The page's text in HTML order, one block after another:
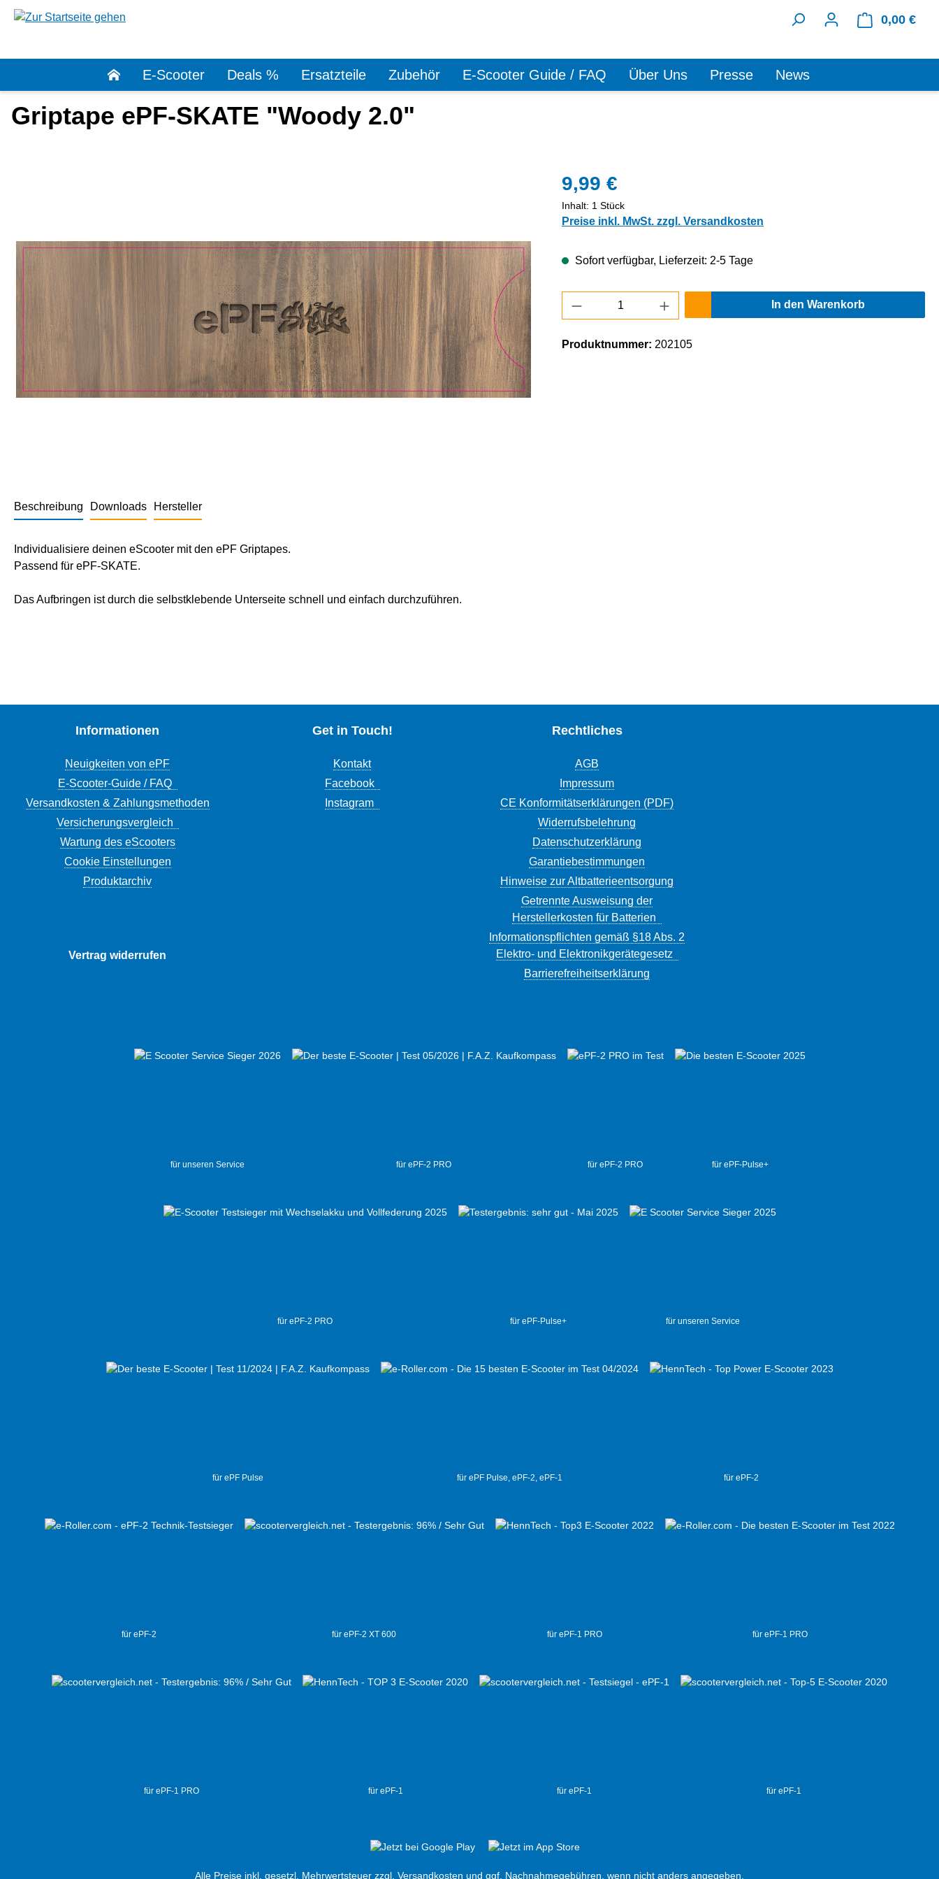
Zur Hauptnavigation springen 0,00 €
E-Scooter Deals % Ersatzteile Zubehör E-Scooter Guide / FAQ Über Uns Presse News
Griptape ePF-SKATE "Woody 2.0"
9,99 €
Inhalt: 1 Stück
Preise inkl. MwSt. zzgl. Versandkosten
Sofort verfügbar, Lieferzeit: 2-5 Tage
Produkt Anzahl: Gib den gewünschten Wert ein
In den Warenkorb
Produktnummer: 202105
Beschreibung Downloads Hersteller
Individualisiere deinen eScooter mit den ePF Griptapes.
Passend für ePF-SKATE.
Das Aufbringen ist durch die selbstklebende Unterseite schnell und einfach durchzuführen.
Informationen
Neuigkeiten von ePF
E-Scooter-Guide / FAQ
Versandkosten & Zahlungsmethoden
Versicherungsvergleich
Wartung des eScooters
Cookie Einstellungen
Produktarchiv
Vertrag widerrufen
Get in Touch!
Kontakt
Facebook
Instagram
Rechtliches
AGB
Impressum
CE Konformitätserklärungen (PDF)
Widerrufsbelehrung
Datenschutzerklärung
Garantiebestimmungen
Hinweise zur Altbatterieentsorgung
Getrennte Ausweisung der
Herstellerkosten für Batterien
Informationspflichten gemäß §18 Abs. 2
Elektro- und Elektronikgerätegesetz
Barrierefreiheitserklärung
für unseren Service für ePF-2 PRO für ePF-2 PRO für ePF-Pulse+
für ePF-2 PRO für ePF-Pulse+ für unseren Service
für ePF Pulse für ePF Pulse, ePF-2, ePF-1 für ePF-2
für ePF-2 für ePF-2 XT 600 für ePF-1 PRO für ePF-1 PRO
für ePF-1 PRO für ePF-1 für ePF-1 für ePF-1
Alle Preise inkl. gesetzl. Mehrwertsteuer zzgl. Versandkosten und ggf. Nachnahmegebühren, wenn nicht anders angegeben.